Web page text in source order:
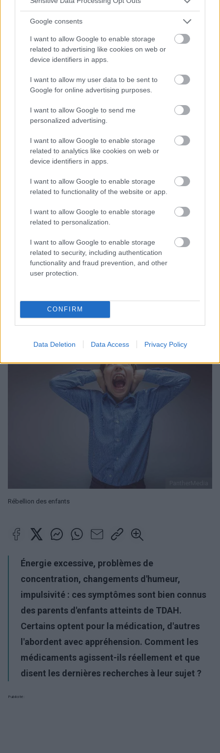
Google consents
I want to allow Google to enable storage
related to advertising like cookies on web or
device identifiers in apps.
I want to allow my user data to be sent to
Google for online advertising purposes.
I want to allow Google to send me
personalized advertising.
I want to allow Google to enable storage
related to analytics like cookies on web or
device identifiers in apps.
I want to allow Google to enable storage
related to functionality of the website or app.
I want to allow Google to enable storage
related to personalization.
I want to allow Google to enable storage
related to security, including authentication
functionality and fraud prevention, and other
user protection.
CONFIRM
Data Deletion Data Access Privacy Policy
Lire le texte suivant de la catégorie:
TROUBLES MENTAUX
comment les médicaments
agissent-ils ?
28-01-2026, Natalia Kłys-Zawadzka
Rébellion des enfants
Énergie excessive, problèmes de
concentration, changements d'humeur,
impulsivité : ces symptômes sont bien connus
des parents d'enfants atteints de TDAH.
Certains optent pour la médication, d'autres
l'abordent avec appréhension. Comment les
médicaments agissent-ils réellement et que
disent les dernières recherches à leur sujet ?
Publicité: